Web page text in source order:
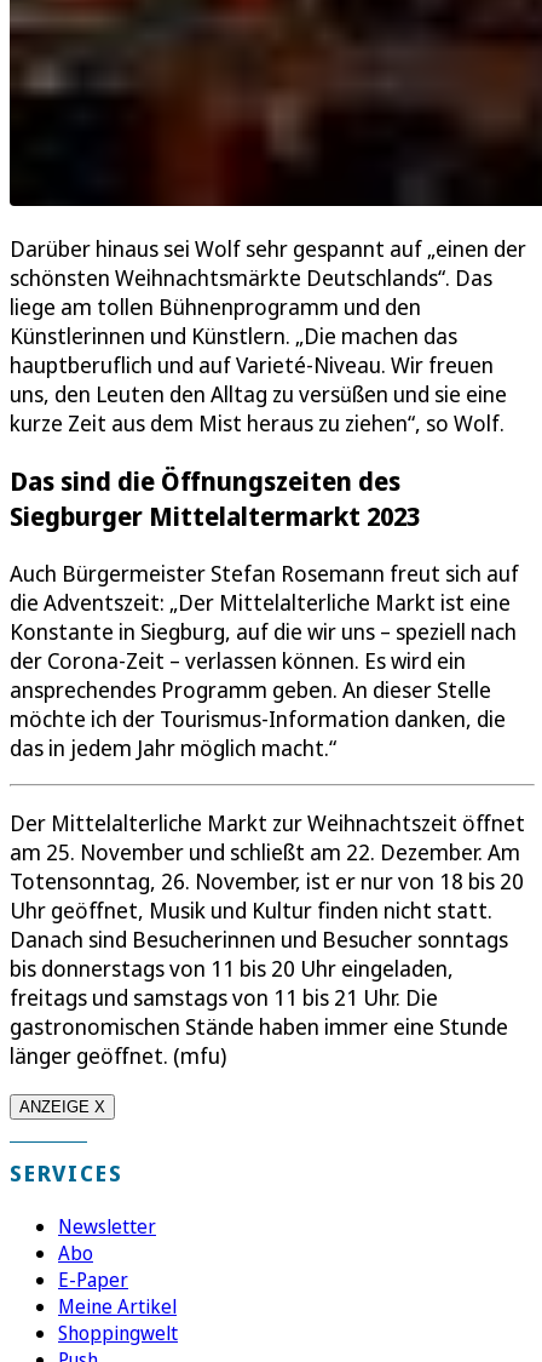
Darüber hinaus sei Wolf sehr gespannt auf „einen der
schönsten Weihnachtsmärkte Deutschlands“. Das
liege am tollen Bühnenprogramm und den
Künstlerinnen und Künstlern. „Die machen das
hauptberuflich und auf Varieté-Niveau. Wir freuen
uns, den Leuten den Alltag zu versüßen und sie eine
kurze Zeit aus dem Mist heraus zu ziehen“, so Wolf.
Das sind die Öffnungszeiten des
Siegburger Mittelaltermarkt 2023
Auch Bürgermeister Stefan Rosemann freut sich auf
die Adventszeit: „Der Mittelalterliche Markt ist eine
Konstante in Siegburg, auf die wir uns – speziell nach
der Corona-Zeit – verlassen können. Es wird ein
ansprechendes Programm geben. An dieser Stelle
möchte ich der Tourismus-Information danken, die
das in jedem Jahr möglich macht.“
Der Mittelalterliche Markt zur Weihnachtszeit öffnet
am 25. November und schließt am 22. Dezember. Am
Totensonntag, 26. November, ist er nur von 18 bis 20
Uhr geöffnet, Musik und Kultur finden nicht statt.
Danach sind Besucherinnen und Besucher sonntags
bis donnerstags von 11 bis 20 Uhr eingeladen,
freitags und samstags von 11 bis 21 Uhr. Die
gastronomischen Stände haben immer eine Stunde
länger geöffnet. (mfu)
ANZEIGE X
SERVICES
Newsletter
Abo
E-Paper
Meine Artikel
Shoppingwelt